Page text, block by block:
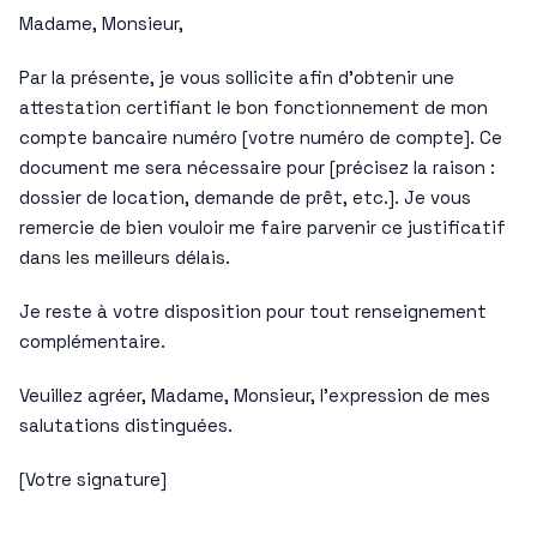
Madame, Monsieur,
Par la présente, je vous sollicite afin d’obtenir une
attestation certifiant le bon fonctionnement de mon
compte bancaire numéro [votre numéro de compte]. Ce
document me sera nécessaire pour [précisez la raison :
dossier de location, demande de prêt, etc.]. Je vous
remercie de bien vouloir me faire parvenir ce justificatif
dans les meilleurs délais.
Je reste à votre disposition pour tout renseignement
complémentaire.
Veuillez agréer, Madame, Monsieur, l’expression de mes
salutations distinguées.
[Votre signature]